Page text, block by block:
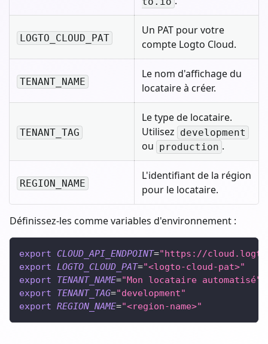
LOGTO_CLOUD_PAT
Un PAT pour votre
compte Logto Cloud.
TENANT_NAME
Le nom d'affichage du
locataire à créer.
TENANT_TAG
Le type de locataire.
Utilisez development
ou production .
REGION_NAME
L'identifiant de la région
pour le locataire.
Définissez-les comme variables d'environnement :
export CLOUD_API_ENDPOINT="https://
export LOGTO_CLOUD_PAT="<logto-cloud-pat>"
export
TENANT_NAME="Mon locataire automatisé"
export
TENANT_TAG="development"
export REGION_NAME="<region-name>"